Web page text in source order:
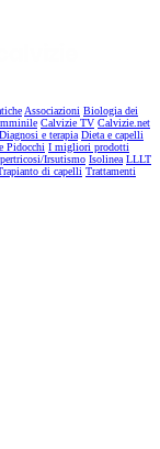
Associazioni Biologia dei
Calvizie TV Calvizie.net
Diagnosi e terapia Dieta e capelli
Pidocchi I migliori prodotti
Irsutismo Isolinea LLLT
di capelli Trattamenti